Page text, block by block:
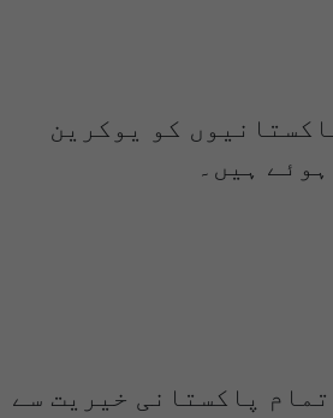
کو یوکرین
ہیں۔
تاہم تمام پاکستانی خیریت سے